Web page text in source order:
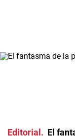
Editorial El